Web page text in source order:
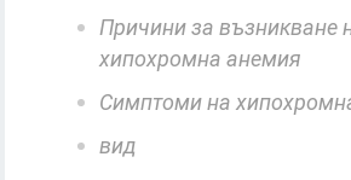
Причини за възникване
хипохромна анемия
Симптоми на
вид